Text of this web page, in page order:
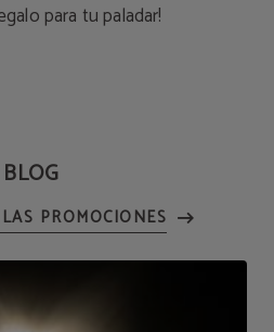
para tu paladar!
BLOG